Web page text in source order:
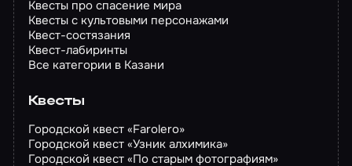
Квесты про спасение мира
Квесты с культовыми персонажами
Квест-состязания
Квест-лабиринты
Все категории в Казани
Квесты
Городской квест «Farolero»
Городской квест «Узник алхимика»
Городской квест «По старым фотографиям»